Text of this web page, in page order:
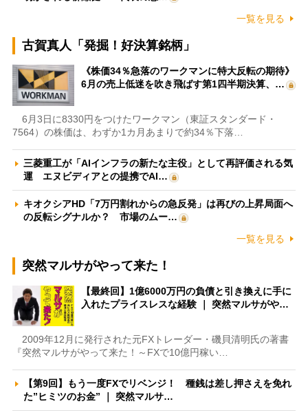
一覧を見る
古賀真人「発掘！好決算銘柄」
《株価34％急落のワークマンに特大反転の期待》
6月の売上低迷を吹き飛ばす第1四半期決算、…
6月3日に8330円をつけたワークマン（東証スタンダード・
7564）の株価は、わずか1カ月あまりで約34％下落…
三菱重工が「AIインフラの新たな主役」として再評価される気
運 エヌビディアとの提携でAI…
キオクシアHD「7万円割れからの急反発」は再びの上昇局面へ
の反転シグナルか？ 市場のムー…
一覧を見る
突然マルサがやって来た！
【最終回】1億6000万円の負債と引き換えに手に
入れたプライスレスな経験 ｜ 突然マルサがや…
2009年12月に発行された元FXトレーダー・磯貝清明氏の著書
『突然マルサがやって来た！～FXで10億円稼い…
【第9回】もう一度FXでリベンジ！ 種銭は差し押さえを免れ
た”ヒミツのお金” ｜ 突然マルサ…